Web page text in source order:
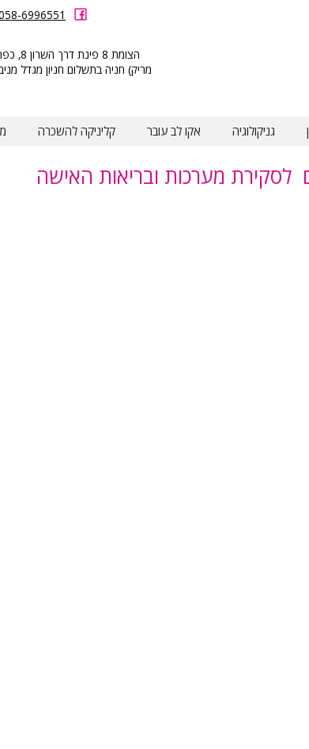
6996551
מריק) חניה בתשלום חניון מגדל
גניקולוגיה אקו לב עובר קליניקה להשכרה
לסקירת מערכות ובריאות האישה